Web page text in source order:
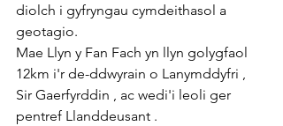
diolch i gyfryngau cymdeithasol a
geotagio.
Mae Llyn y Fan Fach yn llyn golygfaol
12km i'r de-ddwyrain o Lanymddyfri ,
Sir Gaerfyrddin , ac wedi'i leoli ger
pentref Llanddeusant .